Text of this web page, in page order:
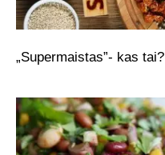
„Supermaistas”- kas tai?